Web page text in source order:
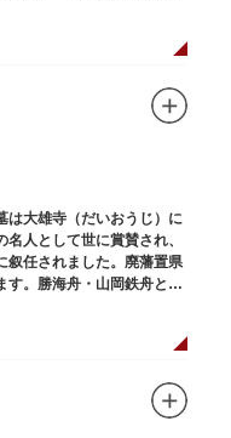
は大雄寺（だいおうじ）に
人として世に賞賛され、
叙任されました。廃藩置県
す。勝海舟・山岡鉄舟と共